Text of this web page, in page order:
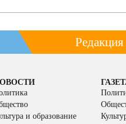
Редакция
и образование